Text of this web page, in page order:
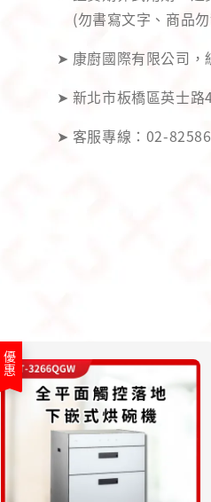
(勿書寫文字、商品
➤ 康廚國際有限公司，
➤ 新北市板橋區英士路
➤ 客服專線：02-
優惠